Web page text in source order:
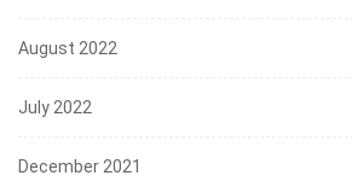
August 2022
July 2022
December 2021